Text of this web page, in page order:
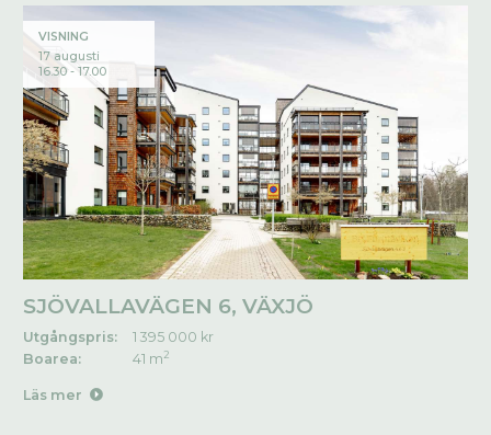
VISNING
17 augusti
16.30 - 17.00
SJÖVALLAVÄGEN 6, VÄXJÖ
Utgångspris:
1 395 000 kr
Boarea:
41 m2
Läs mer